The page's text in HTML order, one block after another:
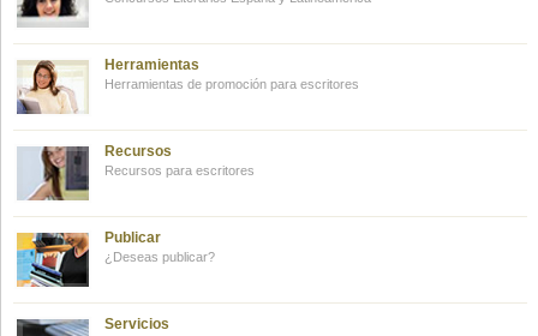
Herramientas
Herramientas de promoción para escritores
Recursos
Recursos para escritores
Publicar
¿Deseas publicar?
Servicios